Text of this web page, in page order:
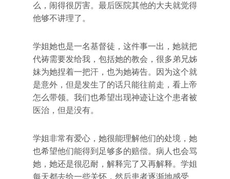
么，闹得很厉害。最后医院其他的大夫就觉得
他够不讲理了。
学姐她也是一名基督徒，这件事一出，她就把
代祷需要发给我，包括她的教会，很多弟兄姊
妹为她捏着一把汗，也为她祷告。因为这个就
是意外，但是发生了的话只能往前走，看上帝
怎么带领。我们也希望出现神迹让这个患者被
医治，但是没有。
学姐非常有爱心，她很能理解他们的处境，她
也希望他们能得到足够多的赔偿。病人也会骂
她，她还是很忍耐，解释完了又再解释。学姐
每天都去给一些关怀，然后患者逐渐地感受